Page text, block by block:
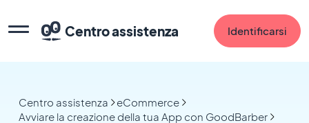
Centro assistenza Identificarsi
Centro assistenza
eCommerce
Avviare la creazione della tua App con GoodBarber